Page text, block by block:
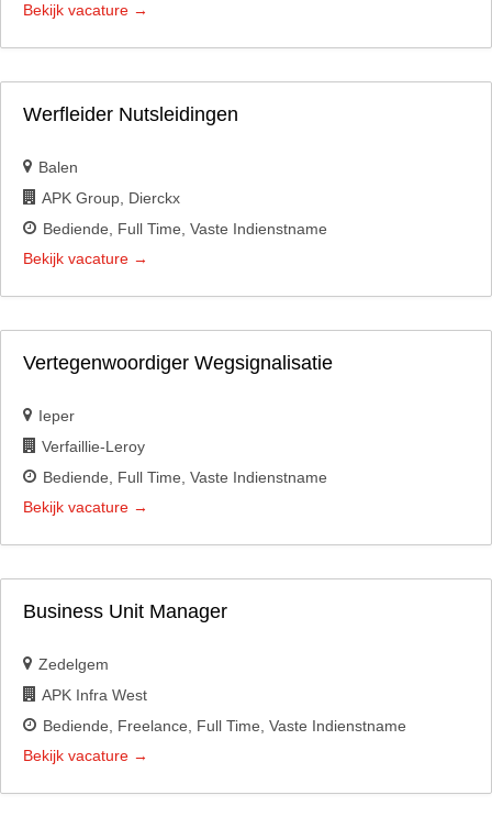
Bekijk vacature
Werfleider Nutsleidingen
Balen
APK Group Dierckx
Bediende
Full Time Vaste Indienstname
Bekijk vacature
Vertegenwoordiger Wegsignalisatie
Ieper
Verfaillie-Leroy
Bediende
Full Time Vaste Indienstname
Bekijk vacature
Business Unit Manager
Zedelgem
APK Infra West
Bediende
Freelance Full Time Vaste Indienstname
Bekijk vacature